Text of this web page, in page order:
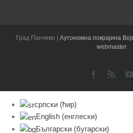
Град Панчево | Аутономна покрајина
webmaster
Facebook
Rss
српски (ћир)
English (енглески)
Български (бугарски)